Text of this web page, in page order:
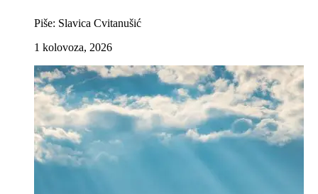
Piše: Slavica Cvitanušić
1 kolovoza, 2026